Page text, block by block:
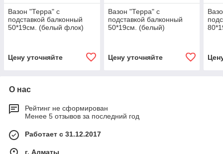
Вазон "Терра" с
подставкой балконный
50*19см. (белый флок)
Цену уточняйте
Вазон "Терра" с
подставкой балконный
50*19см. (белый)
Цену уточняйте
О нас
Рейтинг не сформирован
Менее 5 отзывов за последний год
Работает с 31.12.2017
г. Алматы